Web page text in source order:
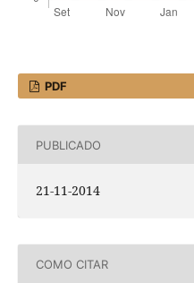
PDF
PUBLICADO
21-11-2014
COMO CITAR